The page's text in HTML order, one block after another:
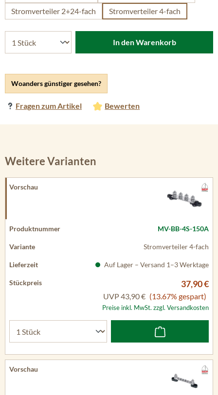
Woanders günstiger gesehen?
Fragen zum Artikel Bewerten
Stromverteiler 2+24-fach
Stromverteiler 4-fach
In den Warenkorb
Weitere Varianten
MV-BB-4S-150A
Stromverteiler 4-fach
Auf Lager – Versand 1–3 Werktage
37,90 €
UVP43,90 € (13.67% gespart)
Preise inkl. MwSt. zzgl. Versandkosten